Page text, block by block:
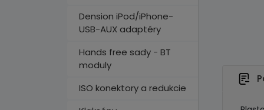
Dension iPod/iPhone-
USB-AUX adaptéry
Hands free sady - BT
moduly
ISO konektory a redukcie